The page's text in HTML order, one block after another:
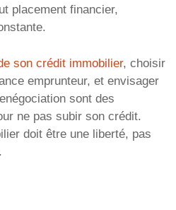
placement financier,
son crédit immobilier, choisir
emprunteur, et envisager
sont des
ne pas subir son crédit.
doit être une liberté, pas